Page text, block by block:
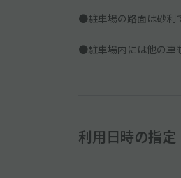
●駐車場の路面は砂利
●駐車場内には他の車
利用日時の指定